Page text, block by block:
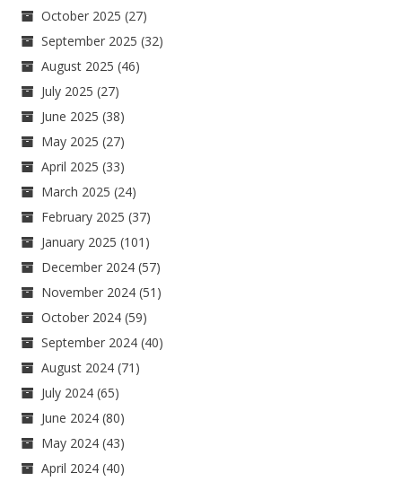
October 2025 (27)
September 2025 (32)
August 2025 (46)
July 2025 (27)
June 2025 (38)
May 2025 (27)
April 2025 (33)
March 2025 (24)
February 2025 (37)
January 2025 (101)
December 2024 (57)
November 2024 (51)
October 2024 (59)
September 2024 (40)
August 2024 (71)
July 2024 (65)
June 2024 (80)
May 2024 (43)
April 2024 (40)